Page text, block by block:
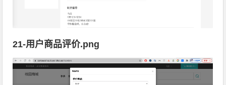
21-用户商品评价.png